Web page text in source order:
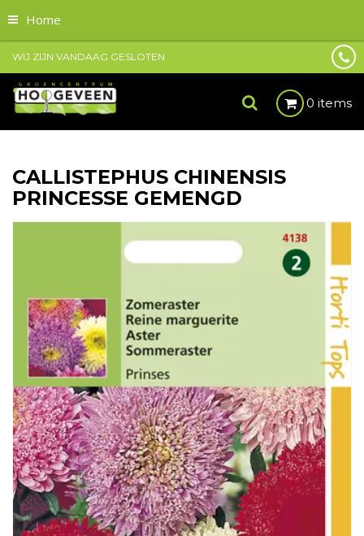
Home
WIJ ZIJN VANDAAG GESLOTEN
0 items
CALLISTEPHUS CHINENSIS
PRINCESSE GEMENGD